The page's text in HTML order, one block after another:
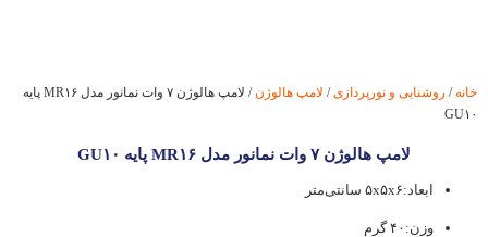
خانه/ روشنایی و نورپردازی/ لامپ هالوژن
/ لامپ هالوژن ۷ وات نمانور مدل MR۱۶ پایه
GU۱۰
لامپ هالوژن ۷ وات نمانور مدل MR۱۶ پایه GU۱۰
ابعاد:۵x۵x۶ سانتی‌متر
وزن:۴۰ گرم